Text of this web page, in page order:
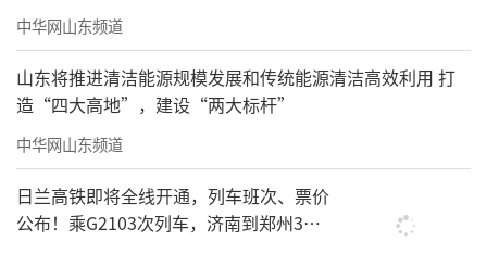
中华网山东频道
山东将推进清洁能源规模发展和传统能源清洁高效利用 打
造“四大高地”，建设“两大标杆”
中华网山东频道
日兰高铁即将全线开通，列车班次、票价
公布！乘G2103次列车，济南到郑州3小